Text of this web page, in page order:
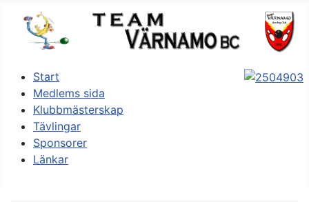
Start
Medlems sida
Klubbmästerskap
Tävlingar
Sponsorer
Länkar